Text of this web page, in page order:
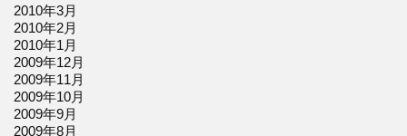
2010年3月
2010年2月
2010年1月
2009年12月
2009年11月
2009年10月
2009年9月
2009年8月